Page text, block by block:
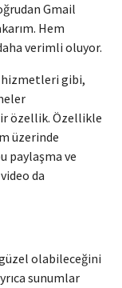
Gmail
Hem
verimli oluyor.
hizmetleri gibi,
özellik. Özellikle
üzerinde
paylaşma ve
da
olabileceğini
sunumlar